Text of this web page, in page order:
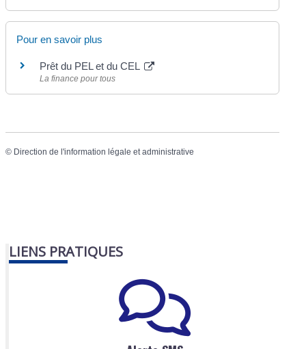
Pour en savoir plus
Prêt du PEL et du CEL
La finance pour tous
© Direction de l'information légale et administrative
LIENS PRATIQUES